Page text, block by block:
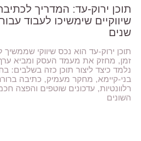
תוכן ירוק-עד: המדריך
שיווקיים שימשיכו לעבוד
שנים
תוכן ירוק-עד הוא נכס שיווקי שממשיך
זמן, מחזק את מעמד העסק ומביא
נלמד כיצד ליצור תוכן כזה בשלבים:
בני-קיימא, מחקר מעמיק, כתיבה
רלוונטיות, עדכונים שוטפים והפצה
השונים